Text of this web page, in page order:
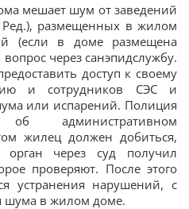
мешает шум от заведений
размещенных в жилом
(если в доме размещена
через санэпидслужбу.
доступ к своему
и сотрудников СЭС и
или испарений. Полиция
административном
жилец должен добиться,
через суд получил
проверяют. После этого
устранения нарушений, с
шума в жилом доме.